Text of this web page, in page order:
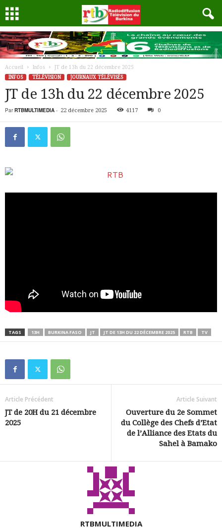
Accueil Infos
JT de 13h du 22 décembre 2025
INFOS
TÉLÉVISION JOURNAUX TÉLÉVISÉS
JT de 13h du 22 décembre 2025
Par RTBMULTIMEDIA - 22 décembre 2025 4117 0
TAGS 13H BURKINA FASO JT JT DE 13H DU 22 DÉCEMBRE 2025 RTB TV
Article Précédent
JT de 20H du 21 décembre
2025
Article Suivant
Ouverture du 2e Sommet
du Collège des Chefs d’Etat
de l’Alliance des Etats du
Sahel à Bamako
RTBMULTIMEDIA